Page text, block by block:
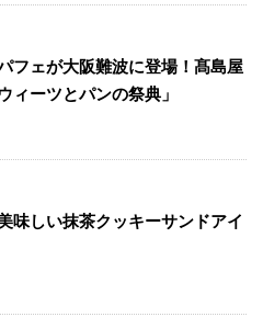
フェが大阪難波に登場！髙島屋
ィーツとパンの祭典」
味しい抹茶クッキーサンドアイ